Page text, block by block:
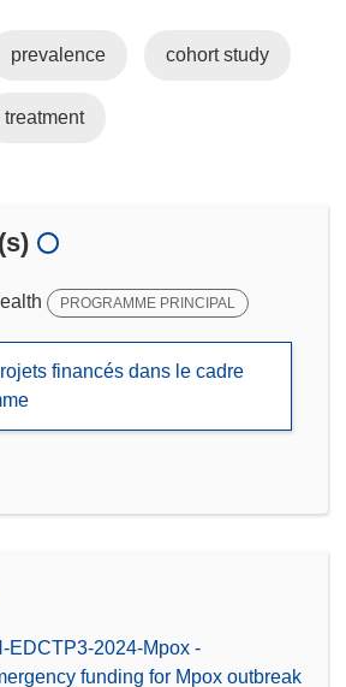
prevalence cohort study
treatment
PROGRAMME PRINCIPAL
financés dans le cadre
EDCTP3-2024-Mpox -
funding for Mpox outbreak